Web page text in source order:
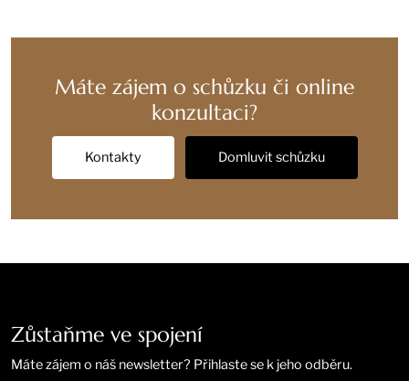
Máte zájem o schůzku či online
konzultaci?
Kontakty Domluvit schůzku
Zůstaňme ve spojení
Máte zájem o náš newsletter? Přihlaste se k jeho odběru.